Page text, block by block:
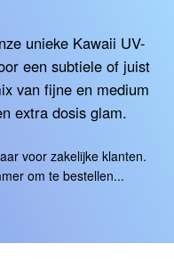
unieke Kawaii UV-
een subtiele of juist
van fijne en medium
extra dosis glam.
voor zakelijke klanten.
om te bestellen...